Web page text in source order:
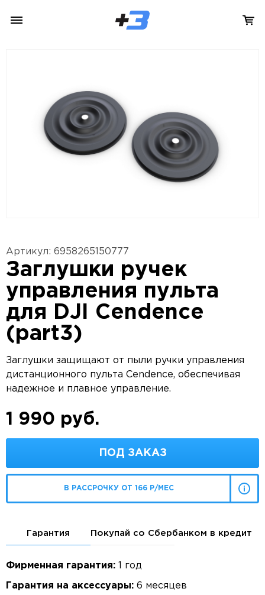
Артикул: 6958265150777
Заглушки ручек
управления пульта
для DJI Cendence
(part3)
Заглушки защищают от пыли ручки управления
дистанционного пульта Cendence, обеспечивая
надежное и плавное управление.
1 990 руб.
ПОД ЗАКАЗ
В РАССРОЧКУ ОТ 166 Р/МЕС
Гарантия Покупай со Сбербанком в кредит
Фирменная гарантия: 1 год
Гарантия на аксессуары: 6 месяцев